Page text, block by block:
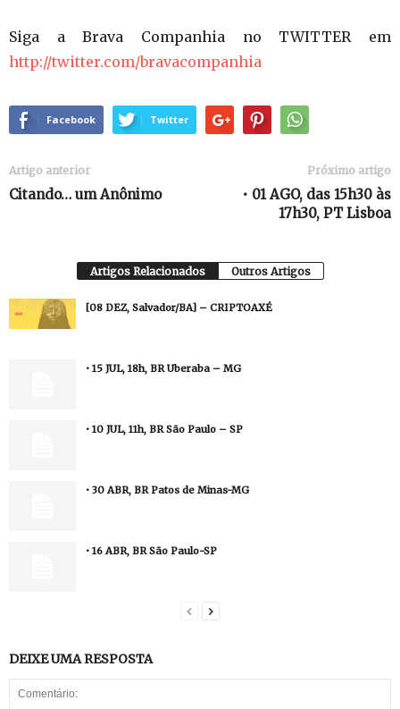
Siga a Brava Companhia no TWITTER em
http://twitter.com/bravacompanhia
Facebook Twitter
Artigo anterior
Citando… um Anônimo
Próximo artigo
• 01 AGO, das 15h30 às
17h30, PT Lisboa
Artigos Relacionados Outros Artigos
[08 DEZ, Salvador/BA] – CRIPTOAXÉ
• 15 JUL, 18h, BR Uberaba – MG
• 10 JUL, 11h, BR São Paulo – SP
• 30 ABR, BR Patos de Minas-MG
• 16 ABR, BR São Paulo-SP
DEIXE UMA RESPOSTA